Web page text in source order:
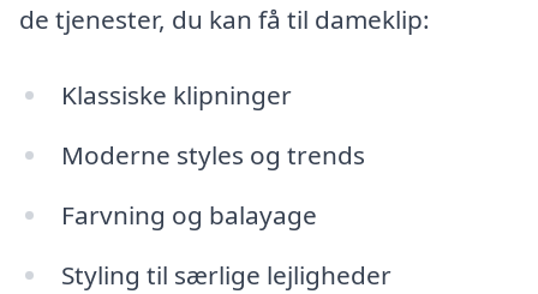
de tjenester, du kan få til dameklip:
Klassiske klipninger
Moderne styles og trends
Farvning og balayage
Styling til særlige lejligheder